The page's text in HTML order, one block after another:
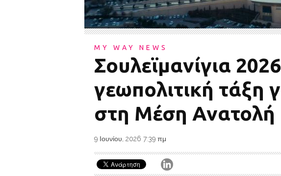
MY WAY NEWS
Σουλεϊμανίγια
γεωπολιτική τάξη
στη Μέση Ανατολή
9 Ιουνίου, 2026 7:39 πμ